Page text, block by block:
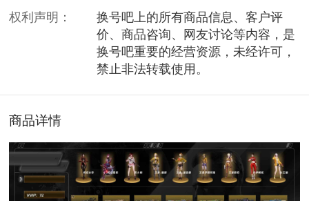
权利声明：
换号吧上的所有商品信息、客户评
价、商品咨询、网友讨论等内容，是
换号吧重要的经营资源，未经许可，
禁止非法转载使用。
商品详情